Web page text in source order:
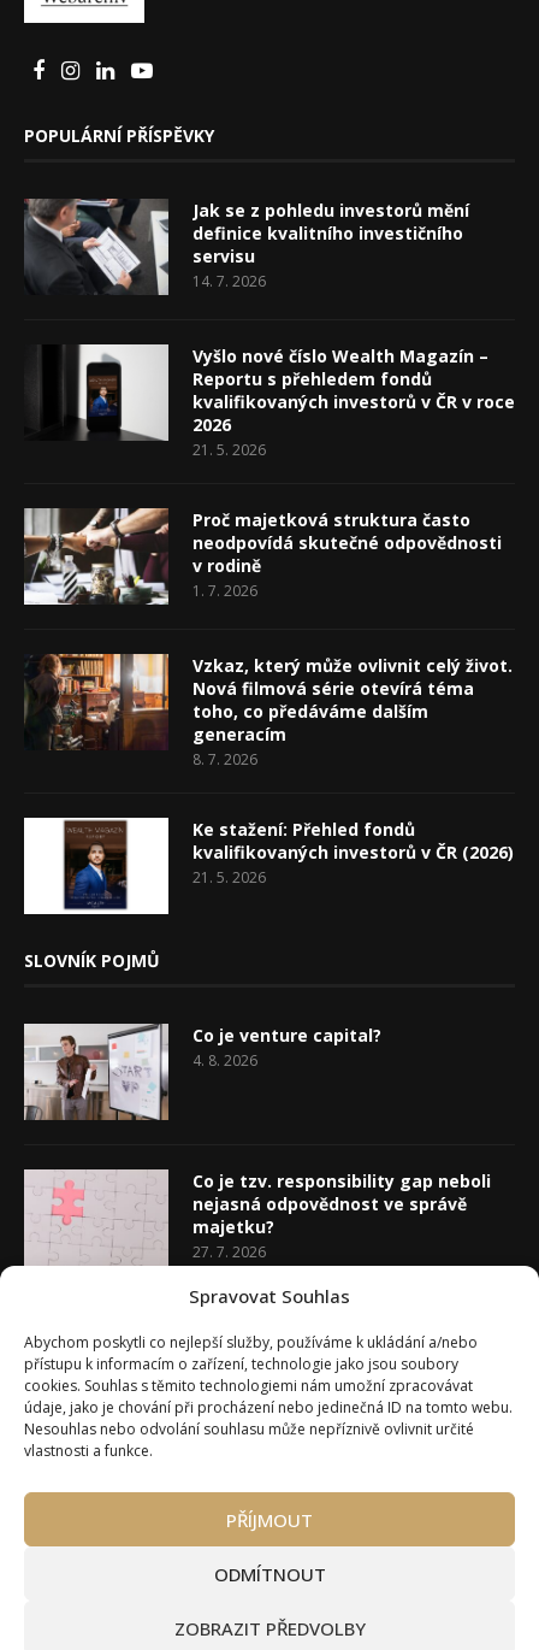
Spravovat Souhlas
Abychom poskytli co nejlepší služby, používáme k ukládání a/nebo
přístupu k informacím o zařízení, technologie jako jsou soubory
cookies. Souhlas s těmito technologiemi nám umožní zpracovávat
údaje, jako je chování při procházení nebo jedinečná ID na tomto webu.
Nesouhlas nebo odvolání souhlasu může nepříznivě ovlivnit určité
vlastnosti a funkce.
PŘÍJMOUT
ODMÍTNOUT
ZOBRAZIT PŘEDVOLBY
POPULÁRNÍ PŘÍSPĚVKY
Jak se z pohledu investorů mění
definice kvalitního investičního
servisu
14. 7. 2026
Vyšlo nové číslo Wealth Magazín –
Reportu s přehledem fondů
kvalifikovaných investorů v ČR v roce
2026
21. 5. 2026
Proč majetková struktura často
neodpovídá skutečné odpovědnosti
v rodině
1. 7. 2026
Vzkaz, který může ovlivnit celý život.
Nová filmová série otevírá téma
toho, co předáváme dalším
generacím
8. 7. 2026
Ke stažení: Přehled fondů
kvalifikovaných investorů v ČR (2026)
21. 5. 2026
SLOVNÍK POJMŮ
Co je venture capital?
4. 8. 2026
Co je tzv. responsibility gap neboli
nejasná odpovědnost ve správě
majetku?
27. 7. 2026
20. 7. 2026
O Wealth Magazínu Můj účet
Kontakty
Máte zájem o spolupráci?
Pravidla používání webu wmag.cz
Ke stažení (partneři a autoři)